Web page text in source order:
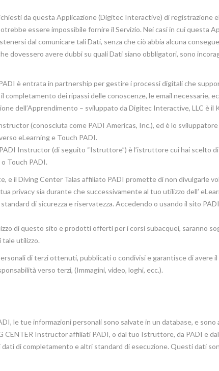
da questa Applicazione (Digitec Interactive) di registrazione
essere impossibile fornire il Servizio. Nei casi in cui questa
dal comunicare tali Dati, senza che ciò abbia alcuna
dovessero avere dubbi su quali Dati siano obbligatori, sono
è entrata in partnership per gestire i processi digitali che
completamento dei ripassi delle conoscenze, le email necessarie,
dell’Apprendimento – sviluppato da Digitec Interactive, LLC è il
(conosciuta come PADI Americas, Inc.), ed è lo
eLearning e Touch PADI.
Instructor (di seguito “Istruttore”) è l’istruttore cui hai scelto
Touch PADI.
e il Diving Center Talas affiliato PADI promette di non divulgarle
privacy sia durante che successivamente al tuo utilizzo dell’
di sicurezza e riservatezza. Accedendo o usando il sito
di questo sito e prodotti offerti per i corsi subacquei, saranno
utilizzo.
di terzi ottenuti, pubblicati o condivisi e garantisce di avere
verso terzi, (Immagini, video, loghi, ecc.).
le tue informazioni personali sono salvate in un database, e sono
CENTER Instructor affiliati PADI, o dal tuo Istruttore, da PADI e
di completamento e altri standard di esecuzione. Questi dati